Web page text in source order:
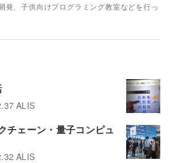
発、子供向けプログラミング教室などを行っ
ALIS
チェーン・量子コンピュ
ALIS